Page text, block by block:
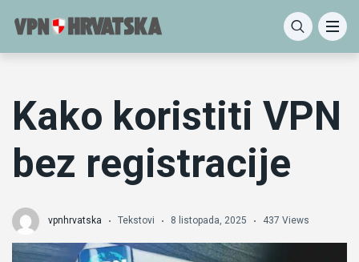
Kako koristiti VPN
bez registracije
vpnhrvatska Tekstovi 8 listopada, 2025 437 Views